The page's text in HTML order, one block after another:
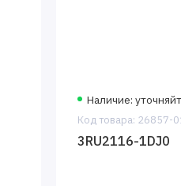
Наличие:
Код товара: 26857-
3RU2116-1DJ0